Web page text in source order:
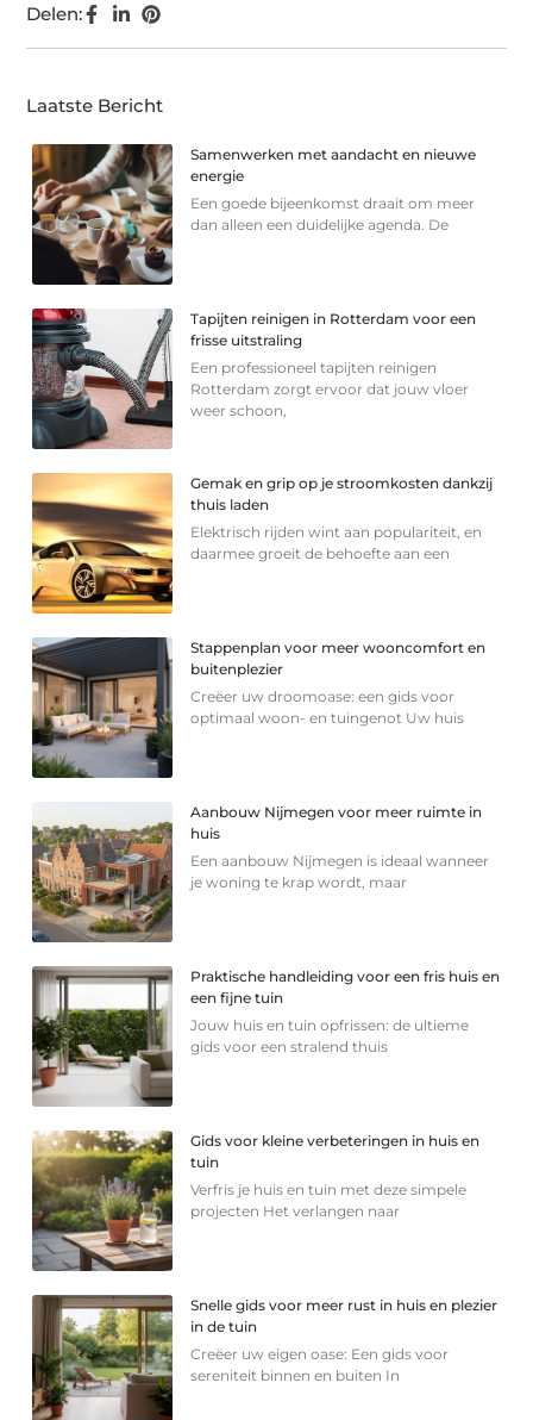
Delen:
Laatste Bericht
Samenwerken met aandacht en nieuwe
energie
Een goede bijeenkomst draait om meer
dan alleen een duidelijke agenda. De
Tapijten reinigen in Rotterdam voor een
frisse uitstraling
Een professioneel tapijten reinigen
Rotterdam zorgt ervoor dat jouw vloer
weer schoon,
Gemak en grip op je stroomkosten dankzij
thuis laden
Elektrisch rijden wint aan populariteit, en
daarmee groeit de behoefte aan een
Stappenplan voor meer wooncomfort en
buitenplezier
Creëer uw droomoase: een gids voor
optimaal woon- en tuingenot Uw huis
Aanbouw Nijmegen voor meer ruimte in
huis
Een aanbouw Nijmegen is ideaal wanneer
je woning te krap wordt, maar
Praktische handleiding voor een fris huis en
een fijne tuin
Jouw huis en tuin opfrissen: de ultieme
gids voor een stralend thuis
Gids voor kleine verbeteringen in huis en
tuin
Verfris je huis en tuin met deze simpele
projecten Het verlangen naar
Snelle gids voor meer rust in huis en plezier
in de tuin
Creëer uw eigen oase: Een gids voor
sereniteit binnen en buiten In